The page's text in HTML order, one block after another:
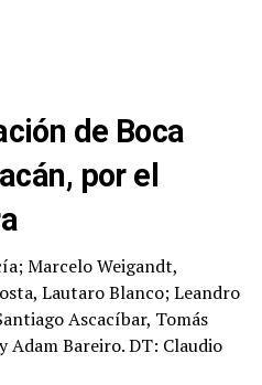
de Boca
por el
Marcelo Weigandt,
Lautaro Blanco; Leandro
Ascacíbar, Tomás
Bareiro. DT: Claudio